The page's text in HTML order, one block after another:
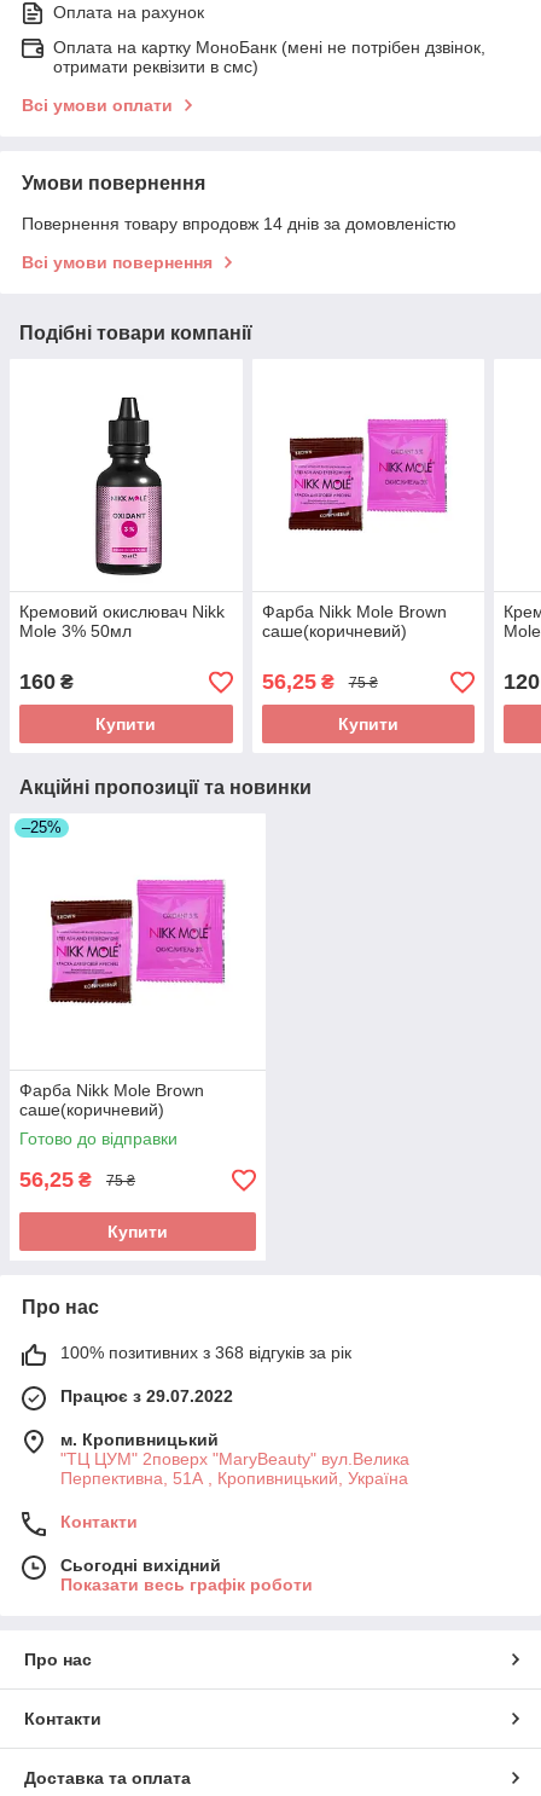
Оплата на рахунок
Оплата на картку МоноБанк (мені не потрібен дзвінок,
отримати реквізити в смс)
Всі умови оплати
Умови повернення
Повернення товару впродовж 14 днів за домовленістю
Всі умови повернення
Подібні товари компанії
Кремовий окислювач Nikk
Mole 3% 50мл
160 ₴
Купити
Фарба Nikk Mole Brown
саше(коричневий)
56,25₴ 75 ₴
Купити
120
Акційні пропозиції та новинки
–25%
Фарба Nikk Mole Brown
саше(коричневий)
Готово до відправки
56,25 ₴ 75 ₴
Купити
Про нас
100% позитивних з 368 відгуків за рік
Працює з 29.07.2022
м. Кропивницький
"ТЦ ЦУМ" 2поверх "MaryBeauty" вул.Велика
Перпективна, 51А , Кропивницький, Україна
Контакти
Сьогодні вихідний
Показати весь графік роботи
Про нас
Контакти
Доставка та оплата